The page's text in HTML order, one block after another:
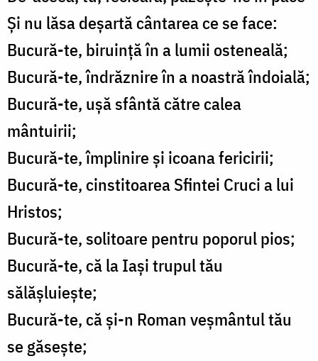
Și nu lăsa deșartă cântarea ce se face:
Bucură-te, biruință în a lumii osteneală;
Bucură-te, îndrăznire în a noastră îndoială;
Bucură-te, ușă sfântă către calea
mântuirii;
Bucură-te, împlinire și icoana fericirii;
Bucură-te, cinstitoarea Sfintei Cruci a lui
Hristos;
Bucură-te, solitoare pentru poporul pios;
Bucură-te, că la Iași trupul tău
sălășluiește;
Bucură-te, că și-n Roman veșmântul tău
se găsește;